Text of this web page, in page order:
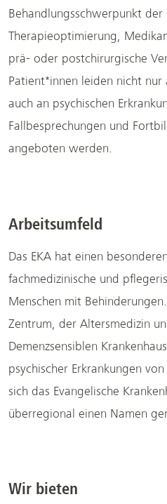
Behandlungsschwerpunkt
Therapieoptimierung,
prä- oder postchirurgische
Patient*innen leiden nicht nur
auch an psychischen
Fallbesprechungen und
angeboten werden.
Arbeitsumfeld
Das EKA hat einen
fachmedizinische und
Menschen mit
Zentrum, der Altersmedizin
Demenzsensiblen
psychischer Erkrankungen
sich das Evangelische
überregional einen Namen
Wir bieten